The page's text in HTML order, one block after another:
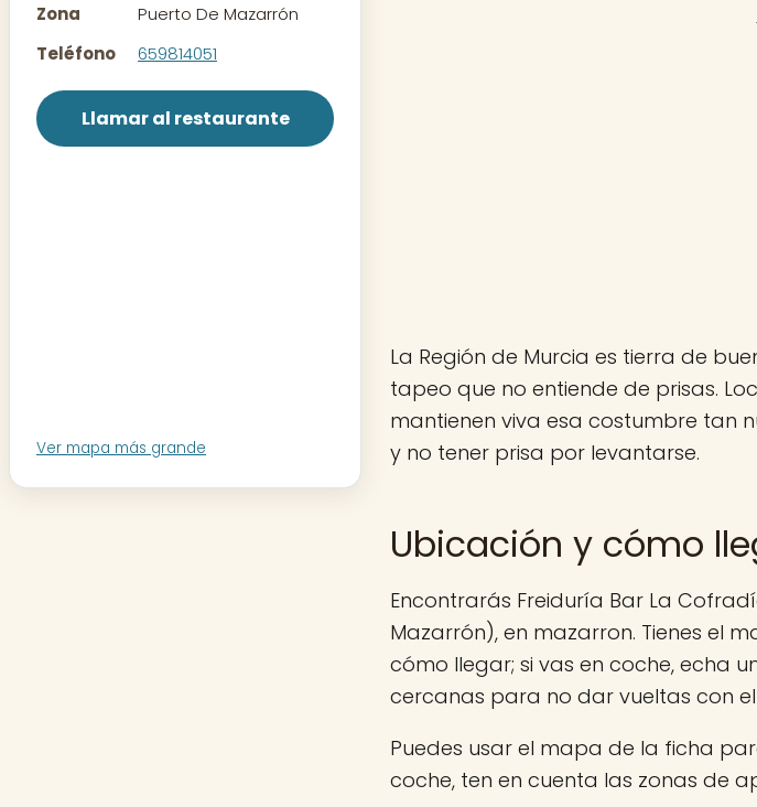
Zona
Puerto De Mazarrón
Teléfono
659814051
Llamar al restaurante
Ver mapa más grande
La Región de Murcia es tierra de
tapeo que no entiende de prisas.
mantienen viva esa costumbre tan
y no tener prisa por levantarse.
Ubicación y cómo
Encontrarás Freiduría Bar La
Mazarrón), en mazarron. Tienes el
cómo llegar; si vas en coche, echa
cercanas para no dar vueltas con
Puedes usar el mapa de la ficha
coche, ten en cuenta las zonas de